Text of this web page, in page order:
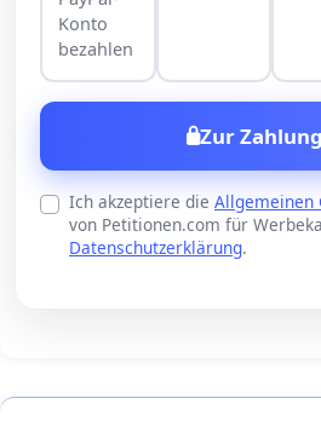
Konto
bezahlen
Zur
Ich akzeptiere die Allgemeinen
von Petitionen.com für
Datenschutzerklärung.